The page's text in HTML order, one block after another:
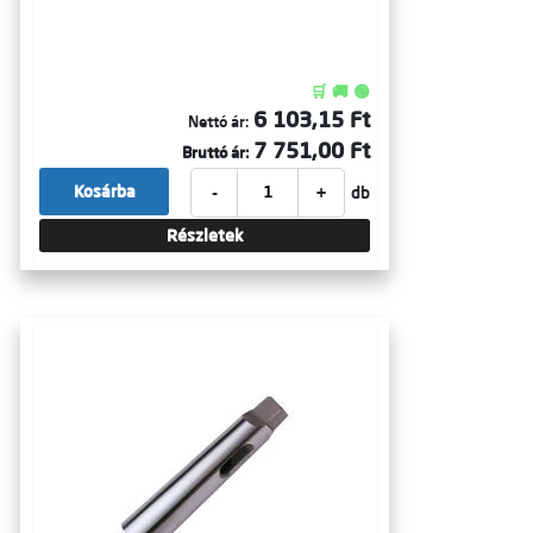
🛒 🚚 🟢
Nettó ár: 6 103,15 Ft
Bruttó ár: 7 751,00 Ft
- + db
Kosárba
Részletek